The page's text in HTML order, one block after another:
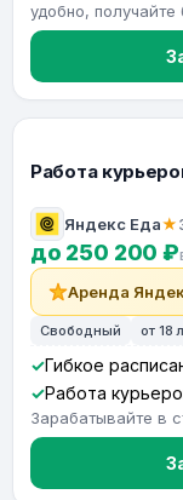
удобно,
Работа
Яндекс Еда★
до 250 200 ₽
Аренда
Свободный от 18
Гибкое
Работа
Зарабатывайте в